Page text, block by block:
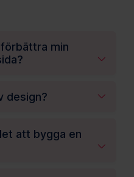
min
design?
att bygga en